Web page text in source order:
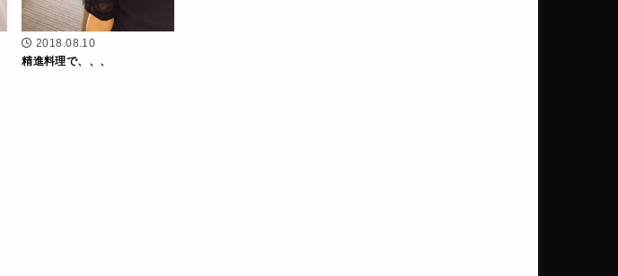
2018.08.10
精進料理で、、、